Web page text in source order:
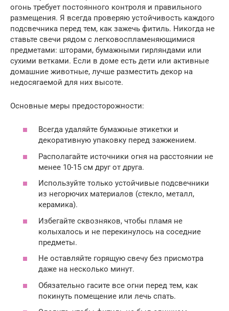
огонь требует постоянного контроля и правильного
размещения. Я всегда проверяю устойчивость каждого
подсвечника перед тем, как зажечь фитиль. Никогда не
ставьте свечи рядом с легковоспламеняющимися
предметами: шторами, бумажными гирляндами или
сухими ветками. Если в доме есть дети или активные
домашние животные, лучше разместить декор на
недосягаемой для них высоте.
Основные меры предосторожности:
Всегда удаляйте бумажные этикетки и
декоративную упаковку перед зажжением.
Располагайте источники огня на расстоянии не
менее 10-15 см друг от друга.
Используйте только устойчивые подсвечники
из негорючих материалов (стекло, металл,
керамика).
Избегайте сквозняков, чтобы пламя не
колыхалось и не перекинулось на соседние
предметы.
Не оставляйте горящую свечу без присмотра
даже на несколько минут.
Обязательно гасите все огни перед тем, как
покинуть помещение или лечь спать.